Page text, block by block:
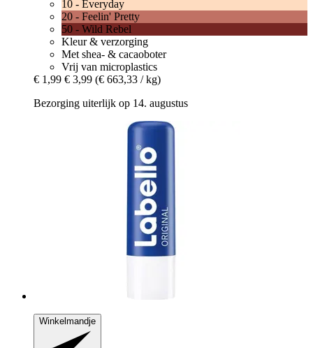
10 - Everyday
20 - Feelin' Pretty
50 - Wild Rebel
Kleur & verzorging
Met shea- & cacaoboter
Vrij van microplastics
€ 1,99 € 3,99 (€ 663,33 / kg)
Bezorging uiterlijk op 14. augustus
Winkelmandje